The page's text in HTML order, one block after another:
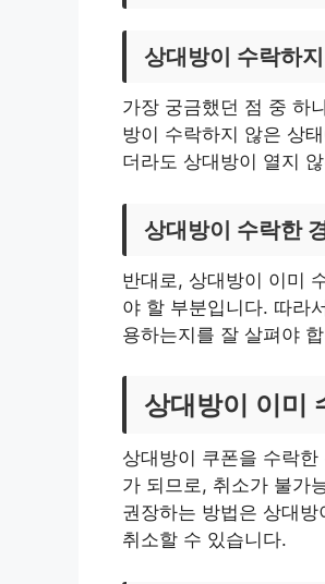
상대방이 수락하
가장 궁금했던 점 중 하
방이 수락하지 않은 상
더라도 상대방이 열지
상대방이 수락한
반대로, 상대방이 이미
야 할 부분입니다. 따라
용하는지를 잘 살펴야
상대방이 이미
상대방이 쿠폰을 수락
가 되므로, 취소가 불가
권장하는 방법은 상대
취소할 수 있습니다.